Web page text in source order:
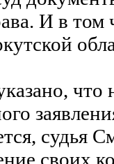
И в том
что
судья
своих